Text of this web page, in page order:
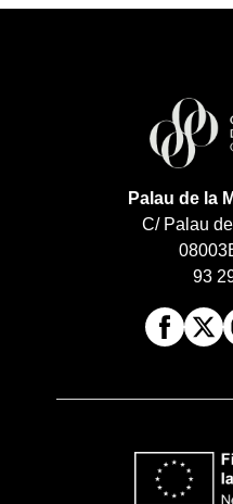
Palau de la
C/ Palau
08003
93